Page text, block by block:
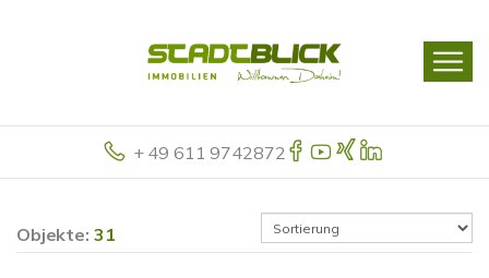
+ 49 611 9742872
Objekte: 31